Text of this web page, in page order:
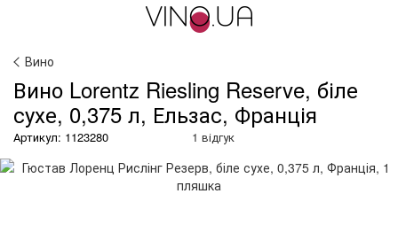
Вино
Вино Lorentz Riesling Reserve, біле
сухе, 0,375 л, Ельзас, Франція
Артикул: 1123280 1 відгук